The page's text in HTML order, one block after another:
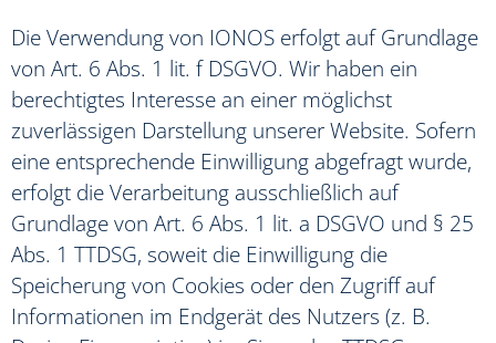
Die Verwendung von IONOS erfolgt auf Grundlage
von Art. 6 Abs. 1 lit. f DSGVO. Wir haben ein
berechtigtes Interesse an einer möglichst
zuverlässigen Darstellung unserer Website. Sofern
eine entsprechende Einwilligung abgefragt wurde,
erfolgt die Verarbeitung ausschließlich auf
Grundlage von Art. 6 Abs. 1 lit. a DSGVO und § 25
Abs. 1 TTDSG, soweit die Einwilligung die
Speicherung von Cookies oder den Zugriff auf
Informationen im Endgerät des Nutzers (z. B.